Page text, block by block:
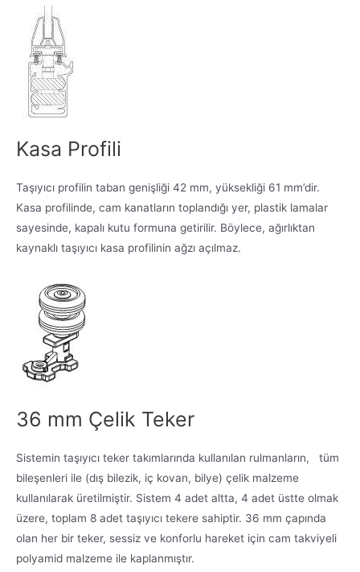
Kasa Profili
Taşıyıcı profilin taban genişliği 42 mm, yüksekliği 61 mm’dir.
Kasa profilinde, cam kanatların toplandığı yer, plastik lamalar
sayesinde, kapalı kutu formuna getirilir. Böylece, ağırlıktan
kaynaklı taşıyıcı kasa profilinin ağzı açılmaz.
36 mm Çelik Teker
Sistemin taşıyıcı teker takımlarında kullanılan rulmanların, tüm
bileşenleri ile (dış bilezik, iç kovan, bilye) çelik malzeme
kullanılarak üretilmiştir. Sistem 4 adet altta, 4 adet üstte olmak
üzere, toplam 8 adet taşıyıcı tekere sahiptir. 36 mm çapında
olan her bir teker, sessiz ve konforlu hareket için cam takviyeli
polyamid malzeme ile kaplanmıştır.